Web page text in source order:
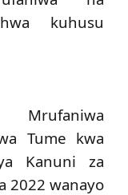
kuhusu
Tume kwa
Kanuni za
2022 wanayo